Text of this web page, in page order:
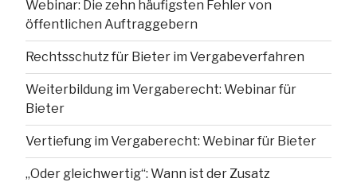
Webinar: Die zehn häufigsten Fehler von
öffentlichen Auftraggebern
Rechtsschutz für Bieter im Vergabeverfahren
Weiterbildung im Vergaberecht: Webinar für
Bieter
Vertiefung im Vergaberecht: Webinar für Bieter
„Oder gleichwertig“: Wann ist der Zusatz